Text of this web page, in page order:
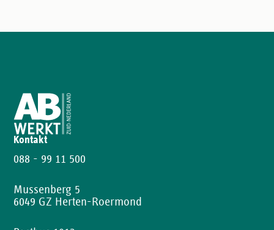
Kontakt
088 - 99 11 500
Mussenberg 5
6049 GZ Herten-Roermond